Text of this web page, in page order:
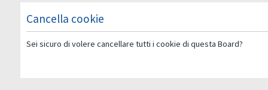
Cancella cookie
Sei sicuro di volere cancellare tutti i cookie di questa Board?